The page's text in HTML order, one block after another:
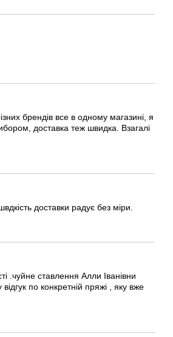
брендів все в одному магазині, я
доставка теж швидка. Взагалі
доставки радує без міри.
.чуйне ставлення Алли Іванівни
по конкретній пряжі , яку вже